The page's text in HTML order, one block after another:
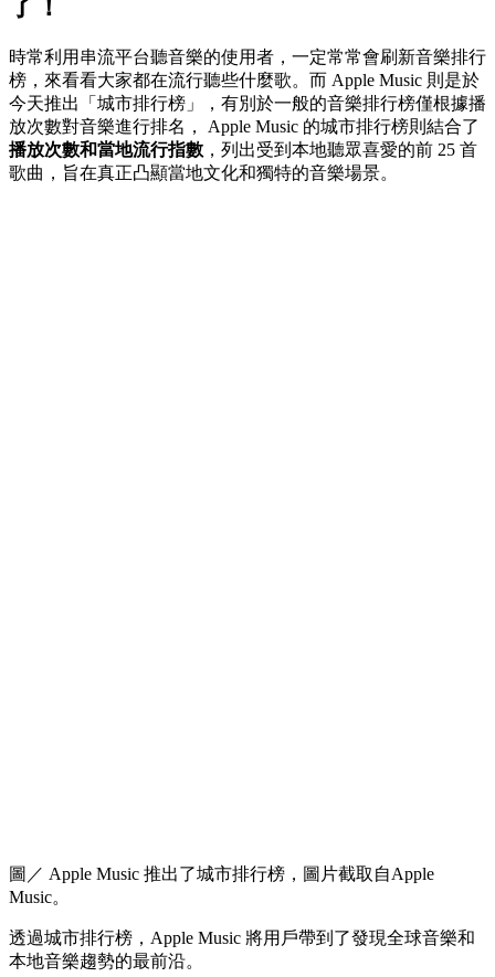
了！
時常利用串流平台聽音樂的使用者，一定常常會刷新音樂排行
榜，來看看大家都在流行聽些什麼歌。而 Apple Music 則是於
今天推出「城市排行榜」，有別於一般的音樂排行榜僅根據播
放次數對音樂進行排名， Apple Music 的城市排行榜則結合了
播放次數和當地流行指數 ，列出受到本地聽眾喜愛的前 25 首
歌曲，旨在真正凸顯當地文化和獨特的音樂場景。
圖／ Apple Music 推出了城市排行榜，圖片截取自Apple
Music。
透過城市排行榜，Apple Music 將用戶帶到了發現全球音樂和
本地音樂趨勢的最前沿。